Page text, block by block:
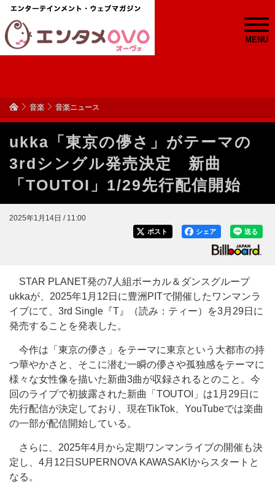
MENU
音楽 音楽ニュース
ukka「東京の儚さ」がテーマの
3rdシングル発売決定 新曲
「TOUTOI」1/29先行配信開始
2025年1月14日 / 11:00
送る
シェア
ポスト
STAR PLANET発の7人組ボーカル＆ダンスグループ
ukkaが、2025年1月12日に豊洲PITで開催したワンマンラ
イブにて、3rd Single『T』（読み：ティー）を3月29日に
発売することを発表した。
今作は「東京の儚さ」をテーマに東京という大都市の持
つ華やかさと、そこに潜む一瞬の儚さや孤独感をテーマに
様々な女性像を描いた新曲3曲が収録されるとのこと。今
回のライブで初披露された新曲「TOUTOI」は1月29日に
先行配信が決定しており、現在TikTok、YouTubeでは楽曲
の一部が配信開始している。
さらに、2025年4月から定期ワンマンライブの開催も決
定し、4月12日SUPERNOVA KAWASAKIからスタートと
なる。